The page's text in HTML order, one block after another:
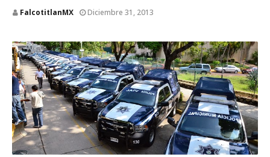
FalcotitlanMX Diciembre 31, 2013